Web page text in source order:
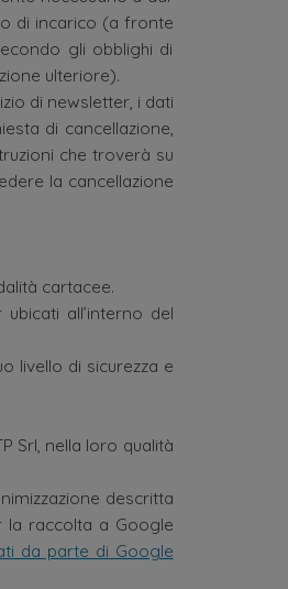
di incarico (a fronte
gli obblighi di
ulteriore).
di newsletter, i dati
di cancellazione,
che troverà su
la cancellazione
cartacee.
all’interno del
livello di sicurezza e
Srl, nella loro qualità
descritta
la raccolta a Google
da parte di Google